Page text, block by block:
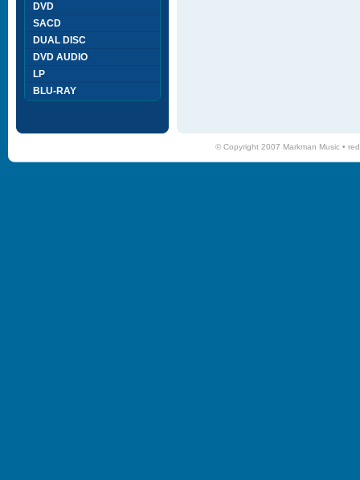
DVD
SACD
DUAL DISC
DVD AUDIO
LP
BLU-RAY
© Copyright 2007 Markman Music •